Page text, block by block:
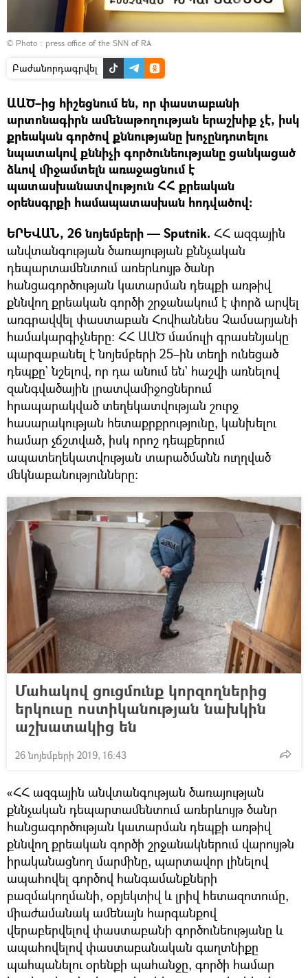
© Photo : press office of the SNN of RA
Բաժանորդագրվել
ԱԱԾ–ից հիշեցնում են, որ փաստաբանի
արտոնագիրն ամենաթողության երաշխիք չէ, իսկ
քրեական գործով քննությանը խոչընդոտելու
նպատակով քննիչի գործունեությանը ցանկացած
ձևով միջամտելն առաջացնում է
պատասխանատվություն ՀՀ քրեական
օրենսգրքի համապատասխան հոդվածով:
ԵՐԵՎԱՆ, 26 նոյեմբերի — Sputnik. ՀՀ ազգային
անվտանգության ծառայության քննչական
դեպարտամենտում առերևույթ ծանր
հանցագործության կատարման դեպքի առթիվ
քննվող քրեական գործի շրջանակում է փորձ արվել
առգրավվել փաստաբան Հովհաննես Չամսարյանի
համակարգիչները։ ՀՀ ԱԱԾ մամուլի գրասենյակը
պարզաբանել է նոյեմբերի 25–ին տեղի ունեցած
դեպքը` նշելով, որ դա անում են` հաշվի առնելով
զանգվածային լրատվամիջոցներում
հրապարակված տեղեկատվության շուրջ
հասարակության հետաքրքրությունը, կանխելու
համար չճշտված, իսկ որոշ դեպքերում
ապատեղեկատվության տարածմանն ուղղված
մեկնաբանությունները։
Մահակով ցուցմունք կորզողներից
երկուսը ոստիկանության նախկին
աշխատակից են
26 նոյեմբերի 2019, 16:43
«ՀՀ ազգային անվտանգության ծառայության
քննչական դեպարտամենտում առերևույթ ծանր
հանցագործության կատարման դեպքի առթիվ
քննվող քրեական գործի շրջանակներում վարույթն
իրականացնող մարմինը, պարտավոր լինելով
ապահովել գործով հանգամանքների
բազմակողմանի, օբյեկտիվ և լրիվ հետազոտումը,
միաժամանակ ամենայն հարգանքով
վերաբերվելով փաստաբանի գործունեությանը և
ապահովելով փաստաբանական գաղտնիքը
պահպանելու օրենքի պահանջը, գործի համար